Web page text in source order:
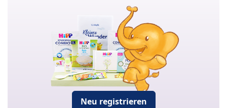
Neu registrieren